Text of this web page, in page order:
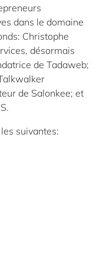
dans le domaine
Christophe
, désormais
de Tadaweb;
de Salonkee; et
.
suivantes: